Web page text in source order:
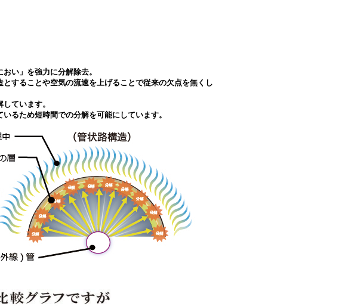
い」を強力に分解除去。
とすることや空気の流速を上げることで従来の欠点を無くし
ています。
いるため短時間での分解を可能にしています。